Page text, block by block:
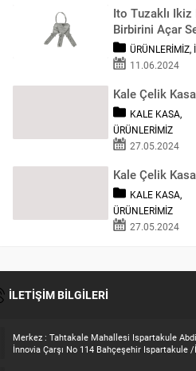
Ito Tuzaklı Ikiz
Birbirini Açar
ÜRÜNLERIMIZ,
11.06.2024
Kale Çelik
KALE KASA,
ÜRÜNLERIMIZ
27.05.2024
Kale Çelik
KALE KASA,
ÜRÜNLERIMIZ
27.05.2024
İLETİŞİM BİLGİLERİ
Merkez : Tahtakale Mahallesi Ispartakule
İnnovia Çarşı No 114 Bahçeşehir Ispartakule /